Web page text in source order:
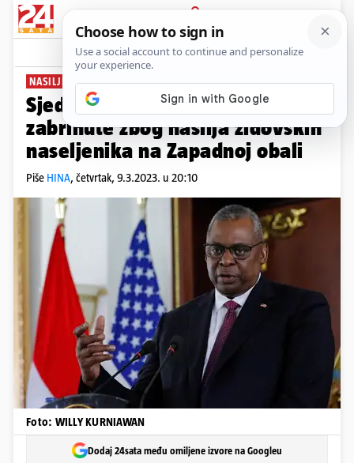
PRIJAVA
News Komentari
NASILJE NAD PALESTINCIMA
Sjedinjene države posebno su
zabrinute zbog nasilja židovskih
naseljenika na Zapadnoj obali
Piše HINA, četvrtak, 9.3.2023. u 20:10
Foto: WILLY KURNIAWAN
Dodaj 24sata među omiljene izvore na Googleu